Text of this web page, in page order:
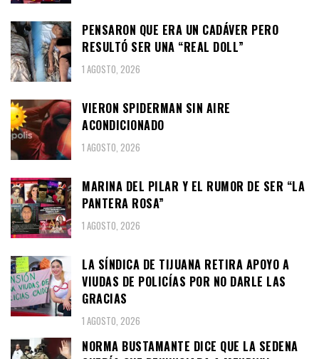
PENSARON QUE ERA UN CADÁVER PERO
RESULTÓ SER UNA “REAL DOLL”
1 AGOSTO, 2026
VIERON SPIDERMAN SIN AIRE
ACONDICIONADO
1 AGOSTO, 2026
MARINA DEL PILAR Y EL RUMOR DE SER “LA
PANTERA ROSA”
1 AGOSTO, 2026
LA SÍNDICA DE TIJUANA RETIRA APOYO A
VIUDAS DE POLICÍAS POR NO DARLE LAS
GRACIAS
1 AGOSTO, 2026
NORMA BUSTAMANTE DICE QUE LA SEDENA